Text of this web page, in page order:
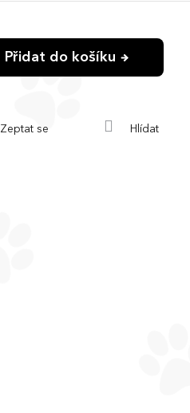
Přidat do košíku
Zeptat se Hlídat